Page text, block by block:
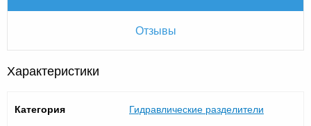
Отзывы
Характеристики
Категория Гидравлические разделители